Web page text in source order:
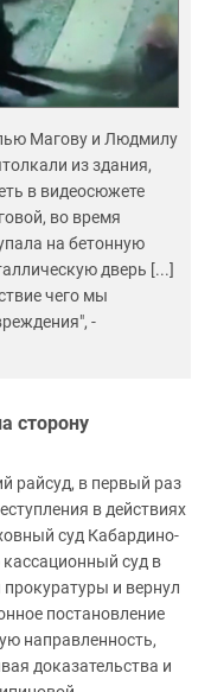
Магову и Людмилу
из здания,
в видеосюжете
во время
на бетонную
дверь [...]
чего мы
-
сторону
райсуд, в первый раз
в действиях
суд Кабардино-
суд в
и вернул
постановление
направленность,
доказательства и